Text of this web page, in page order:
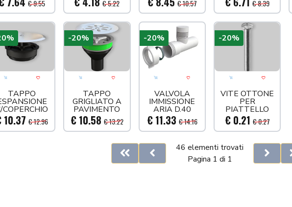
€ 9.55 € 5.22 € 10.57 € 8.39
Aggiungi al carrello
Acquista più tardi
TAPPO
COPERCHIO
D.100
10.37 € 12.96
Aggiungi al carrello
Acquista più tardi
TAPPO
GRIGLIATO A
PAVIMENTO
D.100
€ 10.58 € 13.22
-20%
Aggiungi al carrello
Acquista più tardi
VALVOLA
IMMISSIONE
ARIA D.40
€ 11.33 € 14.16
-20%
Aggiungi al
VITE OTTONE
PER
PIATTELLO
MM30
€ 0.21 € 0.27
-20%
FirstPrevious
46 elementi trovati
Pagina 1 di 1